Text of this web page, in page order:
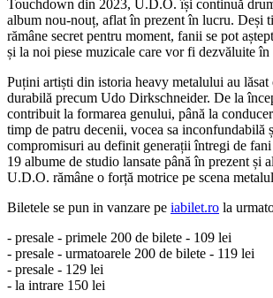
Touchdown din 2023, U.D.O. își continuă
album nou-nouț, aflat în prezent în lucru. Deși
rămâne secret pentru moment, fanii se pot
și la noi piese muzicale care vor fi dezvăluite
Puțini artiști din istoria heavy metalului au lăsat
durabilă precum Udo Dirkschneider. De la
contribuit la formarea genului, până la
timp de patru decenii, vocea sa inconfundabilă
compromisuri au definit generații întregi de
19 albume de studio lansate până în prezent și
U.D.O. rămâne o forță motrice pe scena
Biletele se pun in vanzare pe iabilet.ro la
- presale - primele 200 de bilete - 109 lei
- presale - urmatoarele 200 de bilete - 119 lei
- presale - 129 lei
- la intrare 150 lei